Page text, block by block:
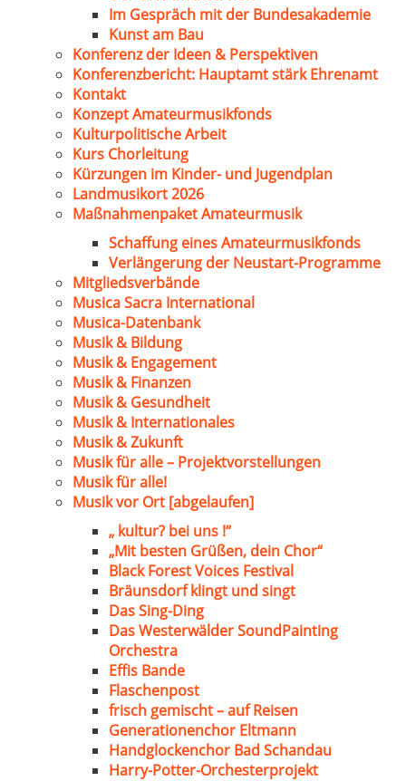
Im Gespräch mit der Bundesakademie
Kunst am Bau
Konferenz der Ideen & Perspektiven
Konferenzbericht: Hauptamt stärk Ehrenamt
Kontakt
Konzept Amateurmusikfonds
Kulturpolitische Arbeit
Kurs Chorleitung
Kürzungen im Kinder- und Jugendplan
Landmusikort 2026
Maßnahmenpaket Amateurmusik
Schaffung eines Amateurmusikfonds
Verlängerung der Neustart-Programme
Mitgliedsverbände
Musica Sacra International
Musica-Datenbank
Musik & Bildung
Musik & Engagement
Musik & Finanzen
Musik & Gesundheit
Musik & Internationales
Musik & Zukunft
Musik für alle – Projektvorstellungen
Musik für alle!
Musik vor Ort [abgelaufen]
„ kultur? bei uns !“
„Mit besten Grüßen, dein Chor“
Black Forest Voices Festival
Bräunsdorf klingt und singt
Das Sing-Ding
Das Westerwälder SoundPainting
Orchestra
Effis Bande
Flaschenpost
frisch gemischt – auf Reisen
Generationenchor Eltmann
Handglockenchor Bad Schandau
Harry-Potter-Orchesterprojekt